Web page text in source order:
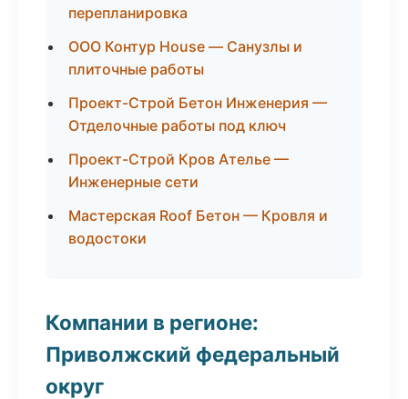
перепланировка
ООО Контур House — Санузлы и
плиточные работы
Проект-Строй Бетон Инженерия —
Отделочные работы под ключ
Проект-Строй Кров Ателье —
Инженерные сети
Мастерская Roof Бетон — Кровля и
водостоки
Компании в регионе:
Приволжский федеральный
округ